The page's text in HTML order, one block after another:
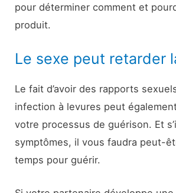
pour déterminer comment et
produit.
Le sexe peut retarder
Le fait d’avoir des rapports
infection à levures peut
votre processus de guérison. Et
symptômes, il vous faudra peut-
temps pour guérir.